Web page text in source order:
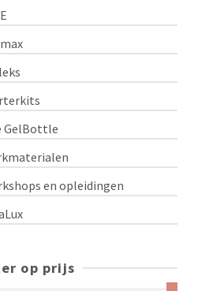
GelBottle
en opleidingen
op prijs